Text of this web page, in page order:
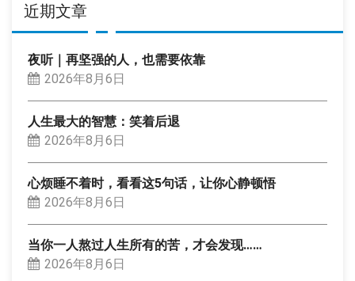
近期文章
夜听｜再坚强的人，也需要依靠
2026年8月6日
人生最大的智慧：笑着后退
2026年8月6日
心烦睡不着时，看看这5句话，让你心静顿悟
2026年8月6日
当你一人熬过人生所有的苦，才会发现……
2026年8月6日